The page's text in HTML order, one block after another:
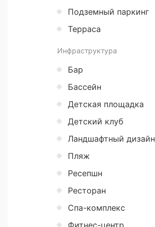
Подземный паркинг
Терраса
Инфраструктура
Бар
Бассейн
Детская площадка
Детский клуб
Ландшафтный дизайн
Пляж
Ресепшн
Ресторан
Спа-комплекс
Фитнес-центр